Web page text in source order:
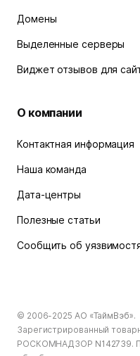
Домены
Выделенные серверы
Виджет отзывов для
О компании
Контактная информация
Наша команда
Дата-центры
Полезные статьи
Сообщить об
© 2006-2025 АО «ТаймВэб».
Зарегистрированный
РОСКОМНАДЗОР N142739.